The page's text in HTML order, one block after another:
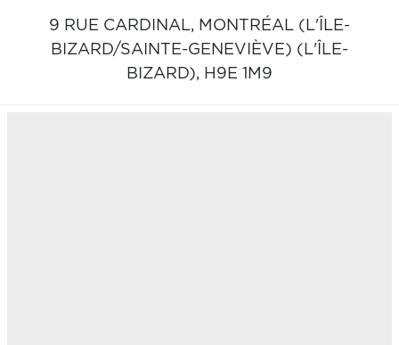
9 RUE CARDINAL, MONTRÉAL (L'ÎLE-
BIZARD/SAINTE-GENEVIÈVE) (L'ÎLE-
BIZARD), H9E 1M9